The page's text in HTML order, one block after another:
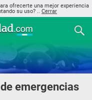
ofrecerte una mejor experiencia
su uso? .. Cerrar
emergencias